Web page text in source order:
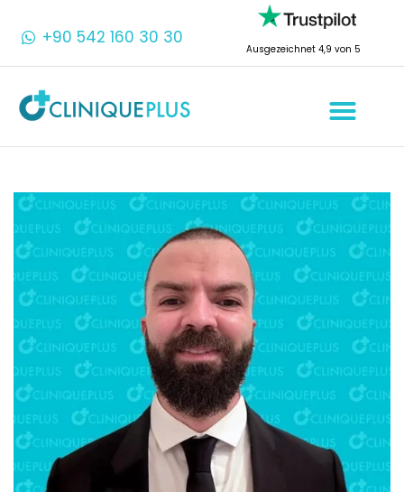
+90 542 160 30 30
Ausgezeichnet 4,9 von 5